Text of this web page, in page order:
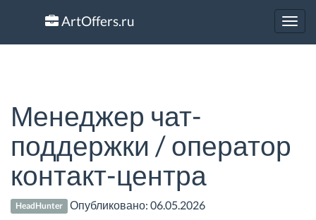
ArtOffers.ru
Менеджер чат-
поддержки / оператор
контакт-центра
HeadHunter Опубликовано:06.05.2026